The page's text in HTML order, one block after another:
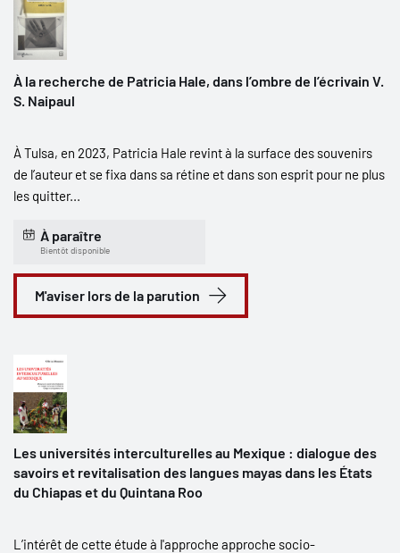
À la recherche de Patricia Hale, dans l’ombre de l’écrivain V.
S. Naipaul
À Tulsa, en 2023, Patricia Hale revint à la surface des souvenirs
de l’auteur et se fixa dans sa rétine et dans son esprit pour ne plus
les quitter...
À paraître
Bientôt disponible
M'aviser lors de la parution
Les universités interculturelles au Mexique : dialogue des
savoirs et revitalisation des langues mayas dans les États
du Chiapas et du Quintana Roo
L’intérêt de cette étude à l'approche approche socio-